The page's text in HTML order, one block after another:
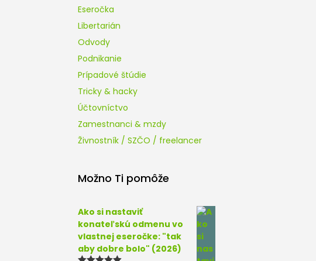
Eseročka
Libertarián
Odvody
Podnikanie
Prípadové štúdie
Tricky & hacky
Účtovníctvo
Zamestnanci & mzdy
Živnostník / SZČO / freelancer
Možno Ti pomôže
Ako si nastaviť
konateľskú odmenu vo
vlastnej eseročke: "tak
aby dobre bolo" (2026)